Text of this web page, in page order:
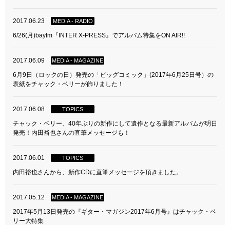
2017.06.23 MEDIA - RADIO
6/26(月)bayfm『INTER X-PRESS』でアルバム特集をON AIR!!
2017.06.09 MEDIA - MAGAZINE
6月9日（ロックの日）発売の「ビッグコミック」(2017年6月25日号）の
表紙をチャック・ベリーが飾りました！
2017.06.08 TOPICS
チャック・ベリー、40年ぶりの新作にして遺作となる最新アルバムが明日
発売！内田裕也さんの直筆メッセージも！
2017.06.01 TOPICS
内田裕也さんから、新作CDに直筆メッセージを頂きました。
2017.05.12 MEDIA - MAGAZINE
2017年5月13日発売の『ギター・マガジン2017年6月号』はチャック・ベ
リー大特集